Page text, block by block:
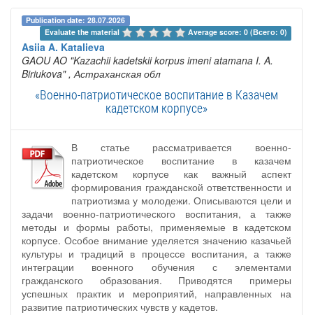
Publication date: 28.07.2026
Evaluate the material
Average score: 0 (Всего: 0)
Asiia A. Katalieva
GAOU AO "Kazachii kadetskii korpus imeni atamana I. A.
Biriukova" , Астраханская обл
«Военно-патриотическое воспитание в Казачем
кадетском корпусе»
В статье рассматривается военно-
патриотическое воспитание в казачем
кадетском корпусе как важный аспект
формирования гражданской ответственности и
патриотизма у молодежи. Описываются цели и
задачи военно-патриотического воспитания, а также
методы и формы работы, применяемые в кадетском
корпусе. Особое внимание уделяется значению казачьей
культуры и традиций в процессе воспитания, а также
интеграции военного обучения с элементами
гражданского образования. Приводятся примеры
успешных практик и мероприятий, направленных на
развитие патриотических чувств у кадетов.